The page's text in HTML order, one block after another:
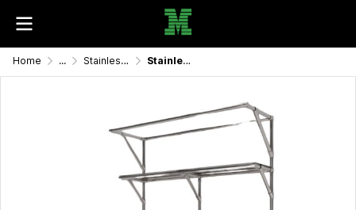
Home ... Stainless, Aluminium and Metal Products Stainless table/โต๊ะสแตนเลส